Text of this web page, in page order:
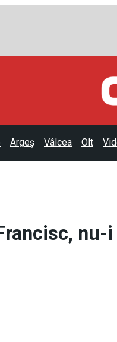
Argeș Vâlcea Olt
nu-i